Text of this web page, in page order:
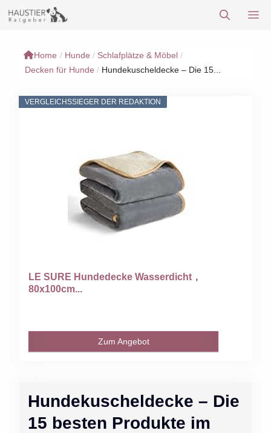
Inhalt
Home / Hunde / Schlafplätze & Möbel /
Decken für Hunde / Hundekuscheldecke – Die 15...
Hundekuscheldecke – Die
15 besten Produkte im
VERGLEICHSSIEGER DER REDAKTION
LE SURE Hundedecke Wasserdicht，
80x100cm...
Zum Angebot